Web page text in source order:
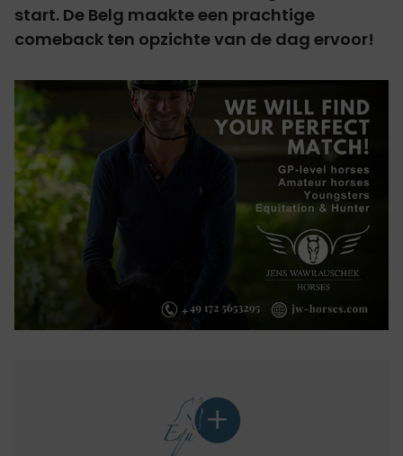
start. De Belg maakte een prachtige
comeback ten opzichte van de dag ervoor!